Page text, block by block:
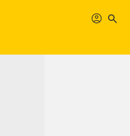
profil search